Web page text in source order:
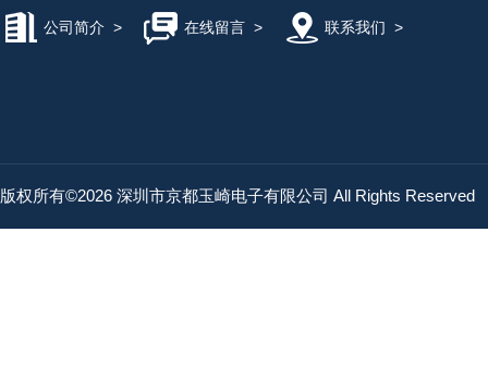
公司简介 > 在线留言> 联系我们 >
版权所有©2026 深圳市京都玉崎电子有限公司 All Rights Reserved